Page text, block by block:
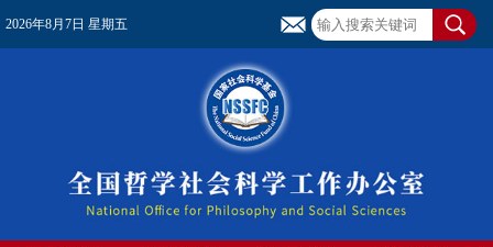
2026年8月7日 星期五